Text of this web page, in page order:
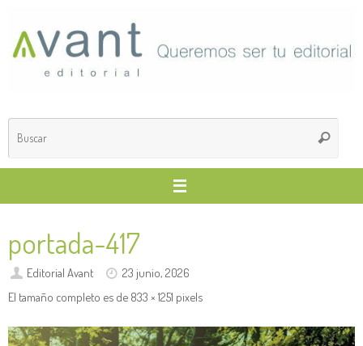
contenido
Buscar
portada-417
Editorial Avant
23 junio, 2026
El tamaño completo es de 833 × 1251 pixels